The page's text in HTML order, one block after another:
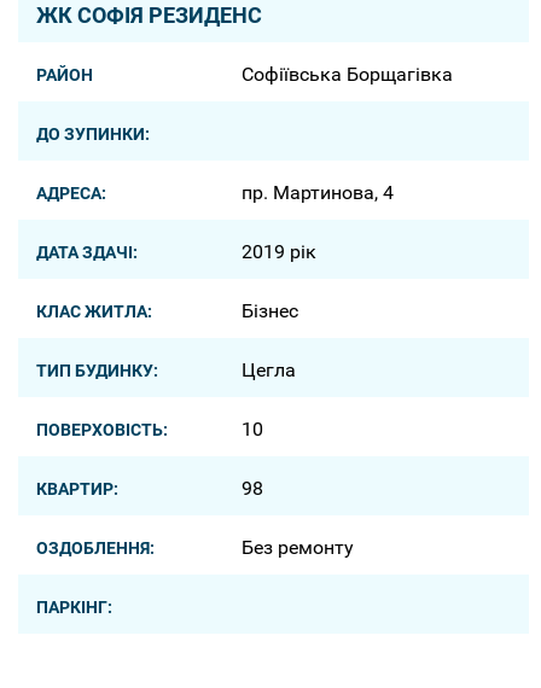
ЖК СОФІЯ РЕЗИДЕНС
РАЙОН Софіївська Борщагівка
ДО ЗУПИНКИ:
АДРЕСА: пр. Мартинова, 4
ДАТА ЗДАЧІ: 2019 рік
КЛАС ЖИТЛА: Бізнес
ТИП БУДИНКУ: Цегла
ПОВЕРХОВІСТЬ: 10
КВАРТИР: 98
ОЗДОБЛЕННЯ: Без ремонту
ПАРКІНГ: